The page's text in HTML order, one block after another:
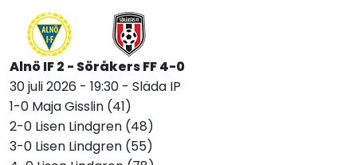
Alnö IF 2 - Söråkers FF 4-0
30 juli 2026 - 19:30 - Släda IP
1-0 Maja Gisslin (41)
2-0 Lisen Lindgren (48)
3-0 Lisen Lindgren (55)